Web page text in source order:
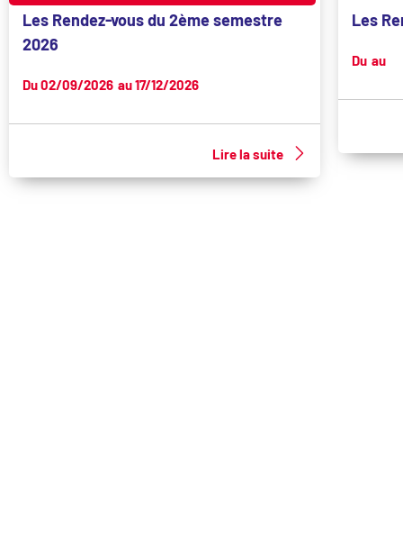
Les Rendez-vous du 2ème semestre
2026
Du 02/09/2026 au 17/12/2026
Lire la suite
Les
Du au